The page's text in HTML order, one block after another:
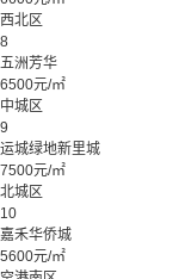
西北区
8
五洲芳华
6500元/㎡
中城区
9
运城绿地新里城
7500元/㎡
北城区
10
嘉禾华侨城
5600元/㎡